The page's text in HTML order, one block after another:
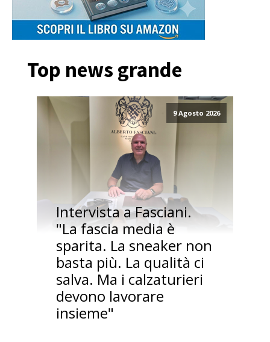
Top news grande
9 Agosto 2026
Intervista a Fasciani.
"La fascia media è
sparita. La sneaker non
basta più. La qualità ci
salva. Ma i calzaturieri
devono lavorare
insieme"